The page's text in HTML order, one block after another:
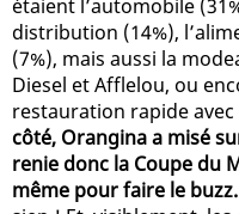
étaient l’automobile
distribution (14%),
(7%), mais aussi la
Diesel et Afflelou, ou
restauration rapide avec
côté, Orangina a misé
renie donc la Coupe du
même pour faire le buzz.